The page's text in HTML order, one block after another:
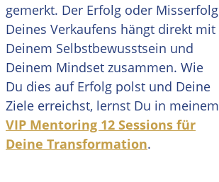
gemerkt. Der Erfolg oder Misserfolg
Deines Verkaufens hängt direkt mit
Deinem Selbstbewusstsein und
Deinem Mindset zusammen. Wie
Du dies auf Erfolg polst und Deine
Ziele erreichst, lernst Du in meinem
VIP Mentoring 12 Sessions für
Deine Transformation.